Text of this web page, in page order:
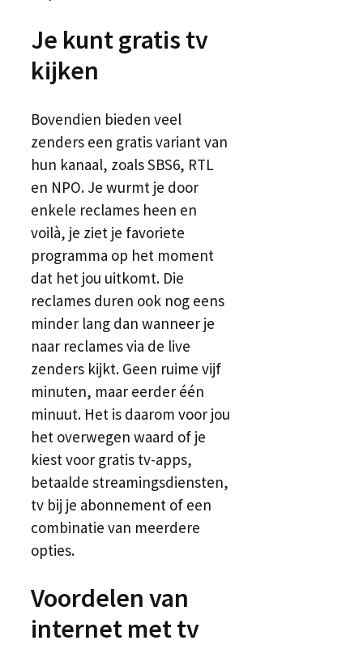
Je kunt gratis tv
kijken
Bovendien bieden veel
zenders een gratis variant van
hun kanaal, zoals SBS6, RTL
en NPO. Je wurmt je door
enkele reclames heen en
voilà, je ziet je favoriete
programma op het moment
dat het jou uitkomt. Die
reclames duren ook nog eens
minder lang dan wanneer je
naar reclames via de live
zenders kijkt. Geen ruime vijf
minuten, maar eerder één
minuut. Het is daarom voor jou
het overwegen waard of je
kiest voor gratis tv-apps,
betaalde streamingsdiensten,
tv bij je abonnement of een
combinatie van meerdere
opties.
Voordelen van
internet met tv